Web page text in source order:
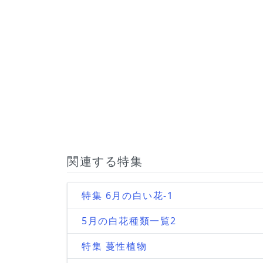
関連する特集
特集 6月の白い花-1
5月の白花種類一覧2
特集 蔓性植物